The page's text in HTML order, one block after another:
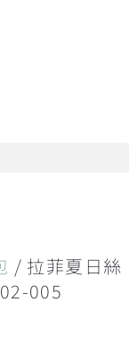
/ 拉菲夏日絲
005